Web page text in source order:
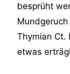
besprüht
Thymian Ct.
etwas